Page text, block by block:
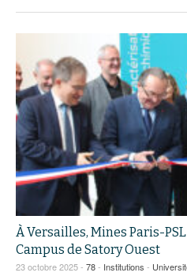
À Versailles, Mines Paris-
Campus de Satory Ouest
23 octobre 2025 - 78- Institutions -